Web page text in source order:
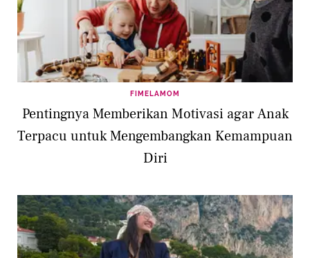
FIMELAMOM
Pentingnya Memberikan Motivasi agar Anak
Terpacu untuk Mengembangkan Kemampuan
Diri